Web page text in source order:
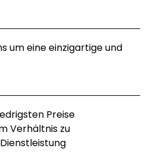
um eine einzigartige und
Preise
Verhältnis zu